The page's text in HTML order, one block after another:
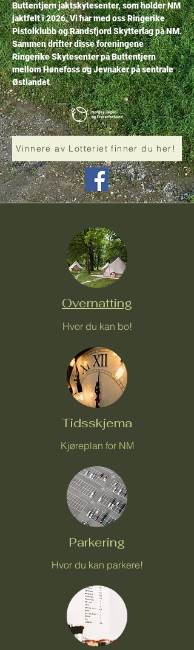
Buttentjern jaktskytesenter, som holder NM
jaktfelt i 2026. Vi har med oss Ringerike
Pistolklubb og Randsfjord Skytterlag på NM.
Sammen drifter disse foreningene
Ringerike Skytesenter på Buttentjern
mellom Hønefoss og Jevnaker på sentrale
Østlandet.
Vinnere av Lotteriet finner du her!
Overnatting
Hvor du kan bo!
Tidsskjema
Kjøreplan for NM
Parkering
Hvor du kan parkere!